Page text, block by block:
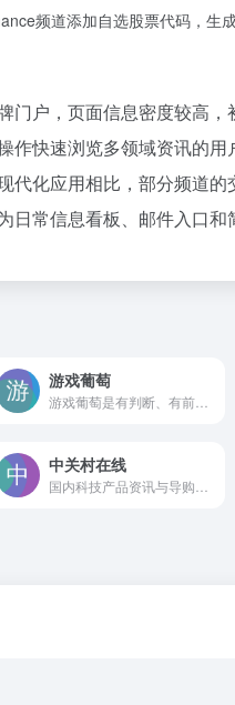
频道添加自选股票代码，生
门户，页面信息密度较高
作快速浏览多领域资讯的
代化应用相比，部分频道
常信息看板、邮件入口和
游戏葡萄
游戏葡萄是有判断、有前瞻的游戏产业新媒体，提供游戏行业资讯、深度分析及市场趋势解读，通过网站和多个社交平台分发内容，适合游戏从业者、投资者和关注产业动态的玩家获取专业信息
中关村在线